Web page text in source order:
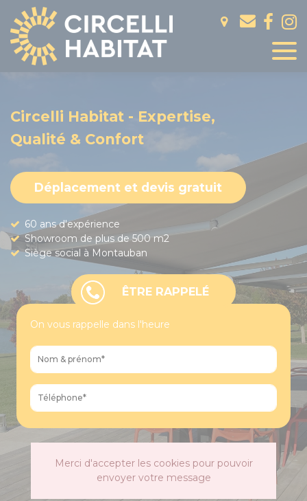
Circelli Habitat - Expertise,
Qualité & Confort
Déplacement et devis gratuit
60 ans d'expérience
Showroom de plus de 500 m2
Siège social à Montauban
ÊTRE RAPPELÉ
On vous rappelle dans l'heure
Merci d'accepter les cookies pour pouvoir
envoyer votre message
Panneau de gestion des cookies